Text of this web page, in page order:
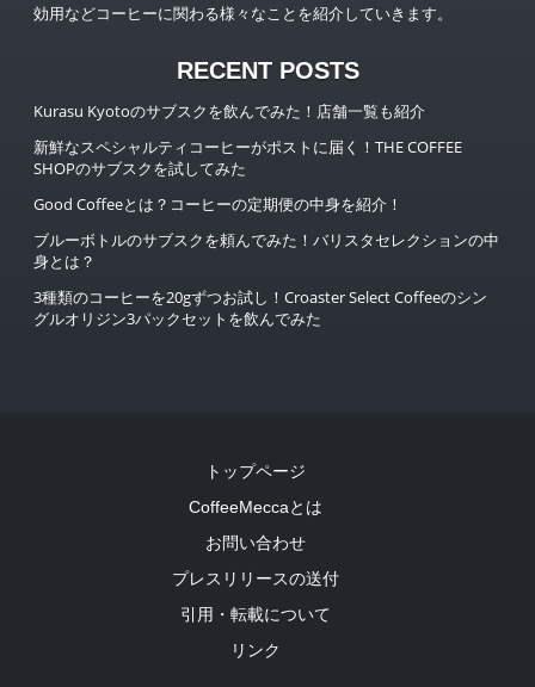
効用などコーヒーに関わる様々なことを紹介していきます。
RECENT POSTS
Kurasu Kyotoのサブスクを飲んでみた！店舗一覧も紹介
新鮮なスペシャルティコーヒーがポストに届く！THE COFFEE
SHOPのサブスクを試してみた
Good Coffeeとは？コーヒーの定期便の中身を紹介！
ブルーボトルのサブスクを頼んでみた！バリスタセレクションの中
身とは？
3種類のコーヒーを20gずつお試し！Croaster Select Coffeeのシン
グルオリジン3パックセットを飲んでみた
トップページ
CoffeeMeccaとは
お問い合わせ
プレスリリースの送付
引用・転載について
リンク